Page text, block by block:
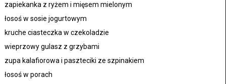
zapiekanka z ryżem i mięsem mielonym
łosoś w sosie jogurtowym
kruche ciasteczka w czekoladzie
wieprzowy gulasz z grzybami
zupa kalafiorowa i paszteciki ze szpinakiem
łosoś w porach